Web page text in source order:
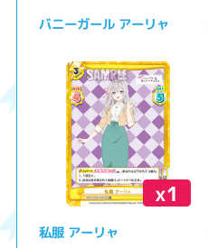
バニーガール アーリャ
x1
私服 アーリャ